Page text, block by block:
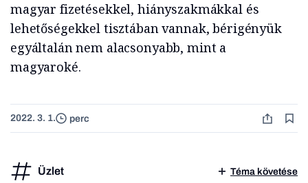
magyar fizetésekkel, hiányszakmákkal és
lehetőségekkel tisztában vannak, bérigényük
egyáltalán nem alacsonyabb, mint a
magyaroké.
2022. 3. 1. perc
Üzlet Téma követése